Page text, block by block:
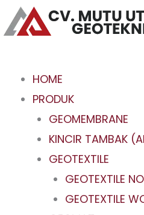
Skip
to
HOME
PRODUK
GEOMEMBRANE
KINCIR TAMBAK
GEOTEXTILE
GEOTEXTILE
GEOTEXTILE